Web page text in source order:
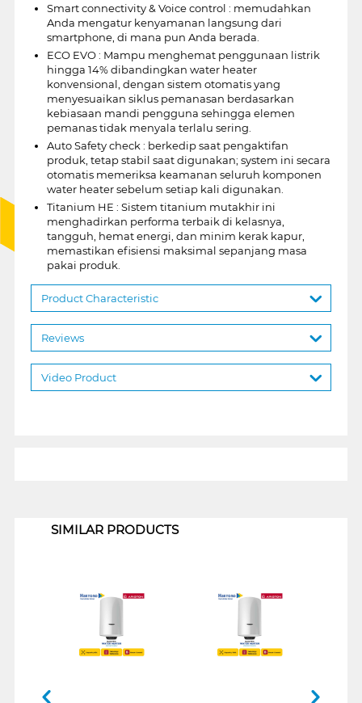
Smart connectivity & Voice control : memudahkan
Anda mengatur kenyamanan langsung dari
smartphone, di mana pun Anda berada.
ECO EVO : Mampu menghemat penggunaan listrik
hingga 14% dibandingkan water heater
konvensional, dengan sistem otomatis yang
menyesuaikan siklus pemanasan berdasarkan
kebiasaan mandi pengguna sehingga elemen
pemanas tidak menyala terlalu sering.
Auto Safety check : berkedip saat pengaktifan
produk, tetap stabil saat digunakan; system ini secara
otomatis memeriksa keamanan seluruh komponen
water heater sebelum setiap kali digunakan.
Titanium HE : Sistem titanium mutakhir ini
menghadirkan performa terbaik di kelasnya,
tangguh, hemat energi, dan minim kerak kapur,
memastikan efisiensi maksimal sepanjang masa
pakai produk.
Product Characteristic
Reviews
Video Product
SIMILAR PRODUCTS